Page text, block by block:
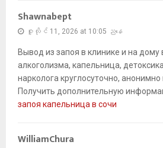
Shawnabept
ဇူလိုင် 11, 2026 at 10:05 ညနေ
Вывод из запоя в клинике и на дому
алкоголизма, капельница,
нарколога круглосуточно, анонимно
Получить дополнительную
запоя капельница в сочи
WilliamChura